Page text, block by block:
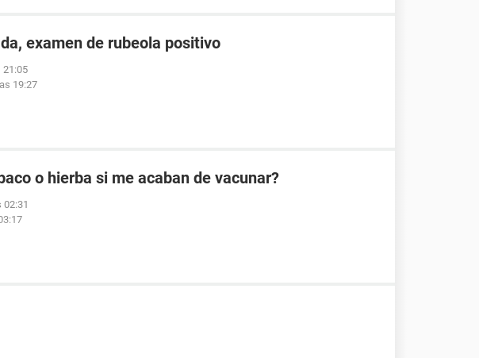
examen de rubeola positivo
21:05
19:27
o hierba si me acaban de vacunar?
02:31